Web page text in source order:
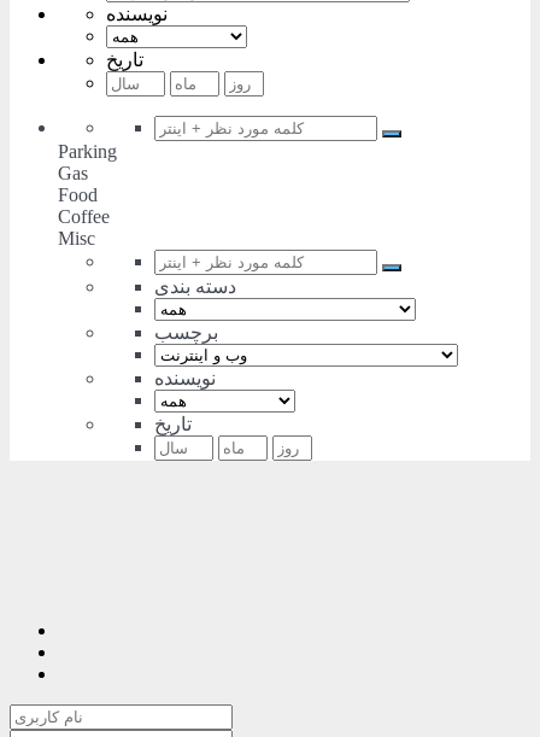
نویسنده
تاریخ
Parking
Gas
Food
Coffee
Misc
دسته بندی
برچسب
نویسنده
تاریخ